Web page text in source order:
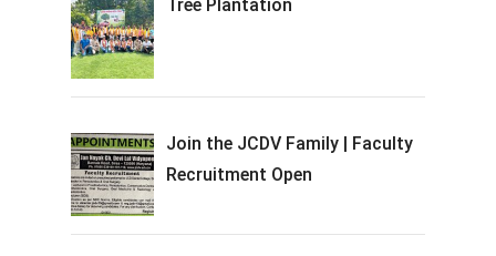
Tree Plantation
Join the JCDV Family | Faculty
Recruitment Open